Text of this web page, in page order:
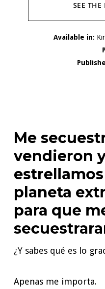
SEE THE
Available in:
Me
vendieron
planeta
para que
¿Y sabes qué es lo
Apenas me importa.